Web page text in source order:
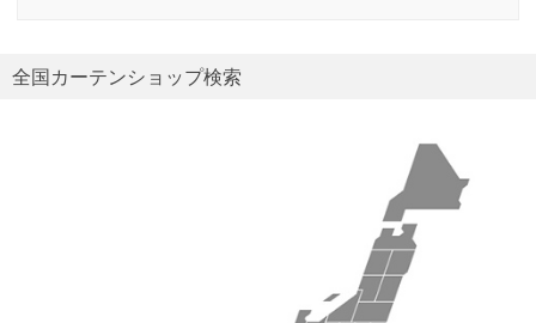
全国カーテンショップ検索